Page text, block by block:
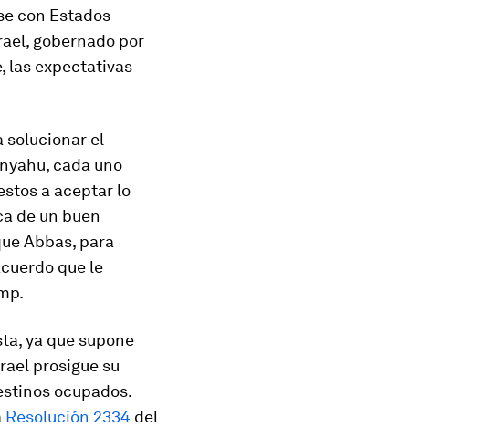
con Estados
gobernado por
las expectativas
solucionar el
cada uno
a aceptar lo
de un buen
Abbas, para
que le
ya que supone
prosigue su
ocupados.
Resolución 2334 del